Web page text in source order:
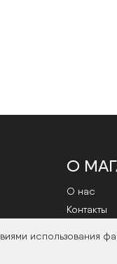
использования
О
О нас
Контакты